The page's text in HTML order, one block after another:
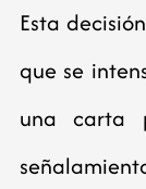
Esta
que se
una carta